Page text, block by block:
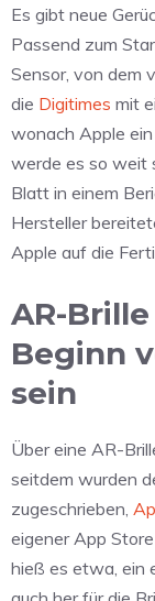
Es gibt neue
Passend zum
Sensor, von dem
die Digitimes mit
wonach Apple
werde es so weit
Blatt in einem
Hersteller
Apple auf die
AR-
Beginn
sein
Über eine AR-
seitdem wurden
zugeschrieben,
eigener App
hieß es etwa, ein